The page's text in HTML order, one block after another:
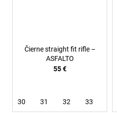
Čierne straight fit rifle –
ASFALTO
55 €
30 31 32 33